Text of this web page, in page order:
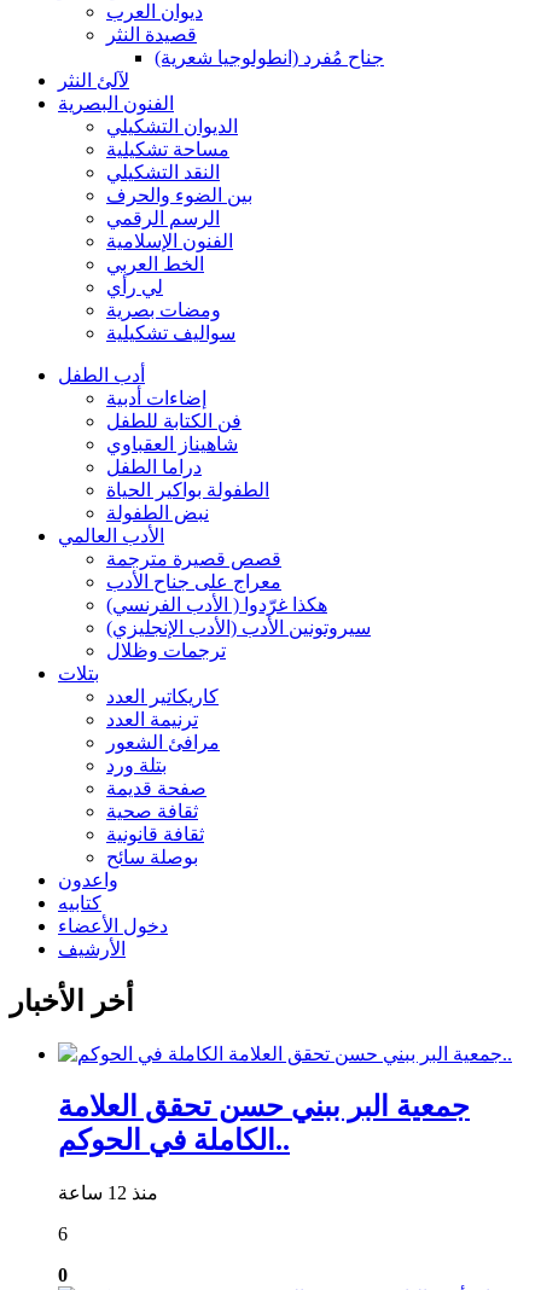
ديوان العرب
قصيدة النثر
جناح مُفرد (انطولوجيا شعرية)
لآلئ النثر
الفنون البصرية
الديوان التشكيلي
مساحة تشكيلية
النقد التشكيلي
بين الضوء والحرف
الرسم الرقمي
الفنون الإسلامية
الخط العربي
لي رأي
ومضات بصرية
سواليف تشكيلية
أدب الطفل
إضاءات أدبية
فن الكتابة للطفل
شاهيناز العقباوي
دراما الطفل
الطفولة بواكير الحياة
نبض الطفولة
الأدب العالمي
قصص قصيرة مترجمة
معراج على جناح الأدب
هكذا غرّدوا ( الأدب الفرنسي)
سيروتونين الأدب (الأدب الإنجليزي)
ترجمات وظلال
بتلات
كاريكاتير العدد
ترنيمة العدد
مرافئ الشعور
بتلة ورد
صفحة قديمة
ثقافة صحية
ثقافة قانونية
بوصلة سائح
واعدون
كتابيه
دخول الأعضاء
الأرشيف
أخر الأخبار
جمعية البر ببني حسن تحقق العلامة
الكاملة في الحوكم..
منذ 12 ساعة
6
0